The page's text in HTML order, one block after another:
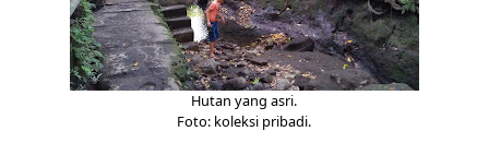
Hutan yang asri.
Foto: koleksi pribadi.